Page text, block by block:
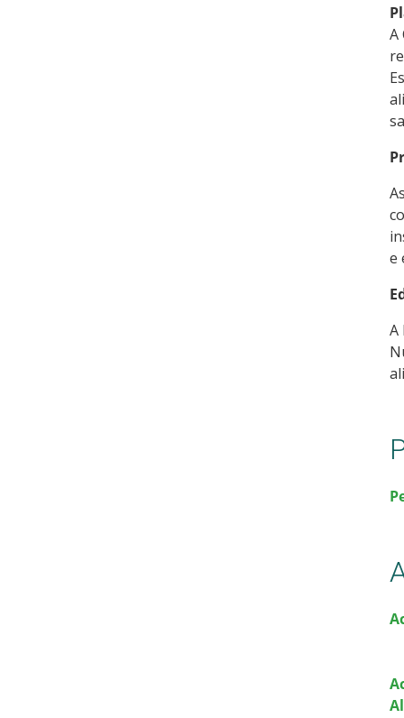
A
e
A